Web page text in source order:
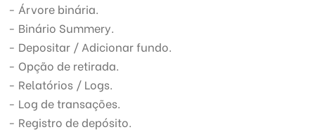
- Árvore binária.
- Binário Summery.
- Depositar / Adicionar fundo.
- Opção de retirada.
- Relatórios / Logs.
- Log de transações.
- Registro de depósito.